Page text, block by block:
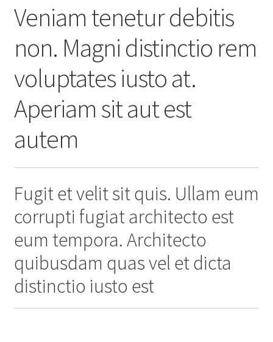
Veniam tenetur debitis
non. Magni distinctio rem
voluptates iusto at.
Aperiam sit aut est
autem
Fugit et velit sit quis. Ullam eum
corrupti fugiat architecto est
eum tempora. Architecto
quibusdam quas vel et dicta
distinctio iusto est